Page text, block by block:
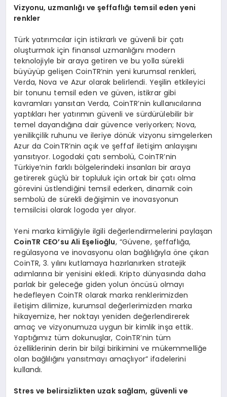
Vizyonu, uzmanlığı ve şeffaflığı temsil eden yeni
renkler
Türk yatırımcılar için istikrarlı ve güvenli bir çatı
oluşturmak için finansal uzmanlığını modern
teknolojiyle bir araya getiren ve bu yolla sürekli
büyüyüp gelişen CoinTR’nin yeni kurumsal renkleri,
Verda, Nova ve Azur olarak belirlendi. Yeşilin etkileyici
bir tonunu temsil eden ve güven, istikrar gibi
kavramları yansıtan Verda, CoinTR’nin kullanıcılarına
yaptıkları her yatırımın güvenli ve sürdürülebilir bir
temel dayandığına dair güvence veriyorken; Nova,
yenilikçilik ruhunu ve ileriye dönük vizyonu simgelerken
Azur da CoinTR’nin açık ve şeffaf iletişim anlayışını
yansıtıyor. Logodaki çatı sembolü, CoinTR’nin
Türkiye’nin farklı bölgelerindeki insanları bir araya
getirerek güçlü bir topluluk için ortak bir çatı olma
görevini üstlendiğini temsil ederken, dinamik coin
sembolü de sürekli değişimin ve inovasyonun
temsilcisi olarak logoda yer alıyor.
Yeni marka kimliğiyle ilgili değerlendirmelerini paylaşan
CoinTR CEO’su Ali Eşelioğlu, “Güvene, şeffaflığa,
regülasyona ve inovasyonu olan bağlılığıyla öne çıkan
CoinTR, 3. yılını kutlamaya hazırlanırken stratejik
adımlarına bir yenisini ekledi. Kripto dünyasında daha
parlak bir geleceğe giden yolun öncüsü olmayı
hedefleyen CoinTR olarak marka renklerimizden
iletişim dilimize, kurumsal değerlerimizden marka
hikayemize, her noktayı yeniden değerlendirerek
amaç ve vizyonumuza uygun bir kimlik inşa ettik.
Yaptığımız tüm dokunuşlar, CoinTR’nin tüm
özelliklerinin derin bir bilgi birikimini ve mükemmelliğe
olan bağlılığını yansıtmayı amaçlıyor” ifadelerini
kullandı.
Stres ve belirsizlikten uzak sağlam, güvenli ve